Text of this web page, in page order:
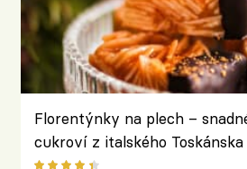
Florentýnky na plech –
cukroví z italského Toskánska